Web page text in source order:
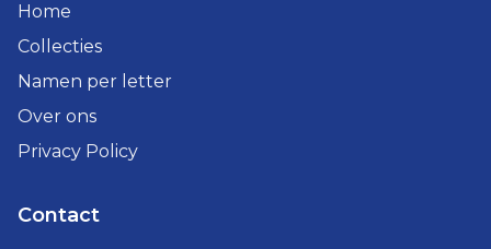
Home
Collecties
Namen per letter
Over ons
Privacy Policy
Contact